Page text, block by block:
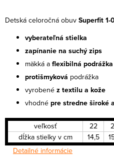
Detská celoročná obuv Superfit
vyberateľná stielka
zapínanie na suchý zips
mäkká a flexibilná podrážka
protišmyková podrážka
vyrobené z textilu a kože
vhodné pre stredne široké
veľkosť 22
dĺžka stielky v cm
14,5
Detailné informácie